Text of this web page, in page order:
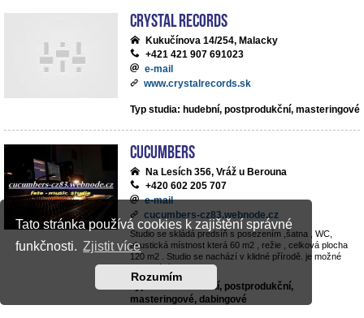
Tato stránka používá cookies k zajištění správné
funkčnosti. Zjistit více
Rozumím
Crystal Records
Kukučínova 14/254, Malacky
+421 421 907 691023
e-mail
www.crystalrecords.sk
Typ studia: hudební, postprodukční, masteringové
cucumbers
Na Lesích 356, Vráž u Berouna
+420 602 205 707
e-mail
cucumbers-cz83.webnode.cz
Studio se skládá predsíň s posezením ,šatna , WC,
akustická místnost která 60 m2 , režie , celková plocha
120 m2 . Studio se nachází v klidné přírodě. je možné
parkování v objektu .
Typ studia: hudební, postprodukční,
masteringové, dabingové